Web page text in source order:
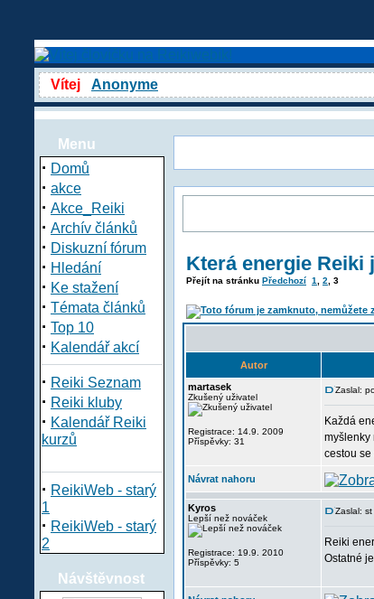
Vítej Anonyme
Menu
· Domů
· akce
· Akce_Reiki
· Archív článků
· Diskuzní fórum
· Hledání
· Ke stažení
· Témata článků
· Top 10
· Kalendář akcí
· Reiki Seznam
· Reiki kluby
· Kalendář Reiki
kurzů
· ReikiWeb - starý
1
· ReikiWeb - starý
2
Návštěvnost
Která energie Reiki
Přejít na stránku Předchozí 1 2 3
Autor
martasek
Zkušený uživatel
Registrace: 14.9. 2009
Příspěvky: 31
Zaslal:
Každá
myšlenky
cestou se
Návrat nahoru
Kyros
Lepší než nováček
Registrace: 19.9. 2010
Příspěvky: 5
Zaslal:
Reiki
Ostatné